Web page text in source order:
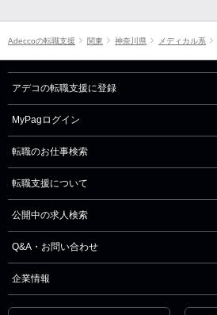
Adeccoの転職支援 関東 神奈川県 メディカル系
アデコの転職支援に登録
MyPagログイン
転職のお仕事検索
転職支援について
公開中の求人検索
Q&A・お問い合わせ
企業情報